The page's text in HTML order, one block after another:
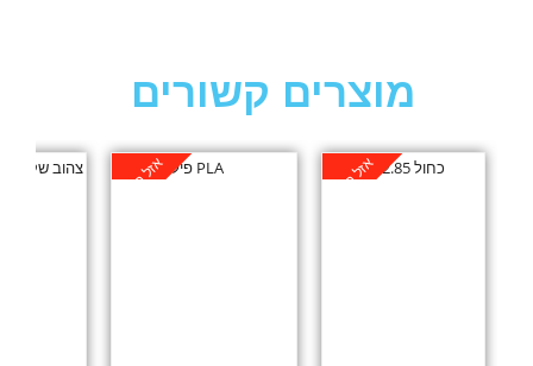
מוצרים קשורים
אזל במלאי אזל במלאי